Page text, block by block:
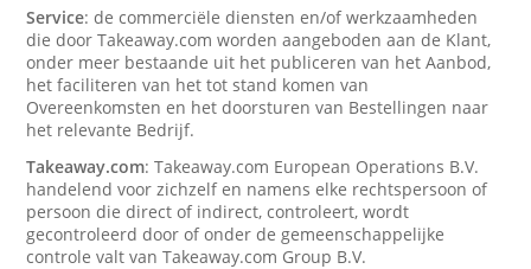
Service: de commerciële diensten en/of werkzaamheden
die door Takeaway.com worden aangeboden aan de Klant,
onder meer bestaande uit het publiceren van het Aanbod,
het faciliteren van het tot stand komen van
Overeenkomsten en het doorsturen van Bestellingen naar
het relevante Bedrijf.
Takeaway.com: Takeaway.com European Operations B.V.
handelend voor zichzelf en namens elke rechtspersoon of
persoon die direct of indirect, controleert, wordt
gecontroleerd door of onder de gemeenschappelijke
controle valt van Takeaway.com Group B.V.